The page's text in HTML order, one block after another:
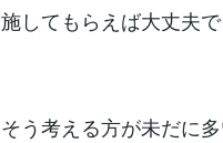
施してもらえば大丈夫で
そう考える方が未だに